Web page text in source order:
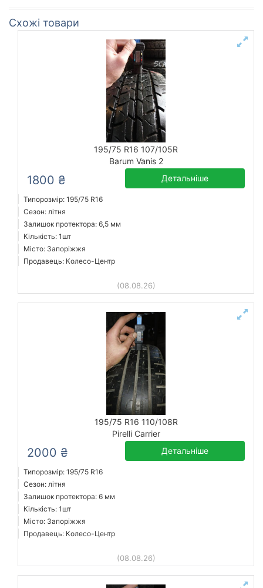
Схожі товари
195/75 R16 107/105R
Barum Vanis 2
1800 ₴ Детальніше
Типорозмір: 195/75 R16
Сезон: літня
Залишок протектора: 6,5 мм
Кількість: 1шт
Місто: Запоріжжя
Продавець: Колесо-Центр
(08.08.26)
195/75 R16 110/108R
Pirelli Carrier
2000 ₴ Детальніше
Типорозмір: 195/75 R16
Сезон: літня
Залишок протектора: 6 мм
Кількість: 1шт
Місто: Запоріжжя
Продавець: Колесо-Центр
(08.08.26)